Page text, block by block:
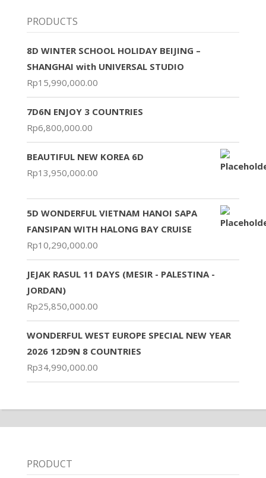
PRODUCTS
8D WINTER SCHOOL HOLIDAY BEIJING –
SHANGHAI with UNIVERSAL STUDIO
Rp15,990,000.00
7D6N ENJOY 3 COUNTRIES
Rp6,800,000.00
BEAUTIFUL NEW KOREA 6D
Rp13,950,000.00
5D WONDERFUL VIETNAM HANOI SAPA
FANSIPAN WITH HALONG BAY CRUISE
Rp10,290,000.00
JEJAK RASUL 11 DAYS (MESIR - PALESTINA -
JORDAN)
Rp25,850,000.00
WONDERFUL WEST EUROPE SPECIAL NEW YEAR
2026 12D9N 8 COUNTRIES
Rp34,990,000.00
PRODUCT